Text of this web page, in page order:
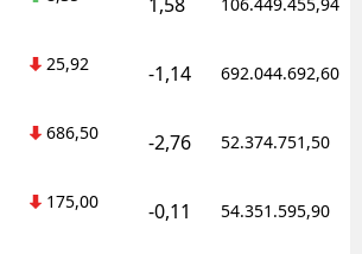
25,92 -1,14 692.044.692,60
686,50 -2,76 52.374.751,50
175,00 -0,11 54.351.595,90